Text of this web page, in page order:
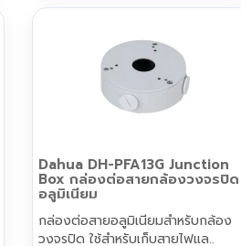
Dahua DH-PFA13G Junction
Box กล่องต่อสายกล้องวงจรปิด
อลูมิเนียม
กล่องต่อสายอลูมิเนียมสำหรับกล้อง
วงจรปิด ใช้สำหรับเก็บสายไฟแล..